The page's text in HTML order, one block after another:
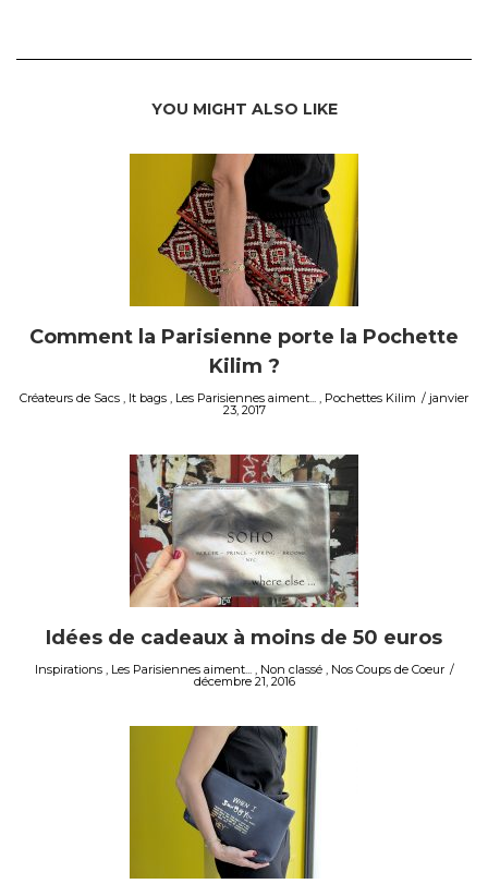
YOU MIGHT ALSO LIKE
Comment la Parisienne porte la Pochette
Kilim ?
Créateurs de Sacs , It bags , Les Parisiennes aiment... , Pochettes Kilim janvier
23, 2017
Idées de cadeaux à moins de 50 euros
Inspirations, Les Parisiennes aiment..., Non classé, Nos Coups de Coeur
décembre 21, 2016